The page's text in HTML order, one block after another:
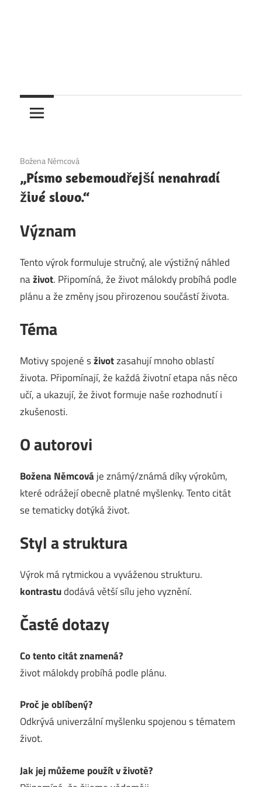
6. 12. 2020
Božena Němcová
„Písmo sebemoudřejší nenahradí
živé slovo.“
Význam
Tento výrok formuluje stručný, ale výstižný náhled
naživot. Připomíná, že život málokdy probíhá podle
plánu a že změny jsou přirozenou součástí života.
Téma
Motivy spojené sživotzasahují mnoho oblastí
života. Připomínají, že každá životní etapa nás něco
učí, a ukazují, že život formuje naše rozhodnutí i
zkušenosti.
O autorovi
Božena Němcová je známý/známá díky výrokům,
které odrážejí obecně platné myšlenky. Tento citát
se tematicky dotýká život.
Styl a struktura
Výrok má rytmickou a vyváženou strukturu.
kontrastudodává větší sílu jeho vyznění.
Časté dotazy
Co tento citát znamená?
život málokdy probíhá podle plánu.
Proč je oblíbený?
Odkrývá univerzální myšlenku spojenou s tématem
život.
Jak jej můžeme použít v životě?